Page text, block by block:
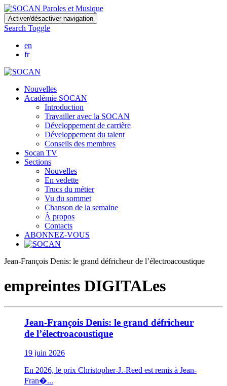
Skip
to
main
content
Activer/désactiver navigation
Search Toggle
en
fr
Nouvelles
Académie SOCAN
Introduction
Travailler avec la SOCAN
Développement de carrière
Développement du talent
Conseils des membres
Socan TV
Sections
Nouvelles
En vedette
Trucs du métier
Vu du sommet
Chanson de la semaine
À propos
Contacts
ABONNEZ-VOUS
Jean-François Denis: le grand défricheur de l’électroacoustique
empreintes DIGITALes
Jean-François Denis: le grand défricheur
de l’électroacoustique
19 juin 2026
En 2026, le prix Christopher-J.-Reed est remis à Jean-
Fran�...